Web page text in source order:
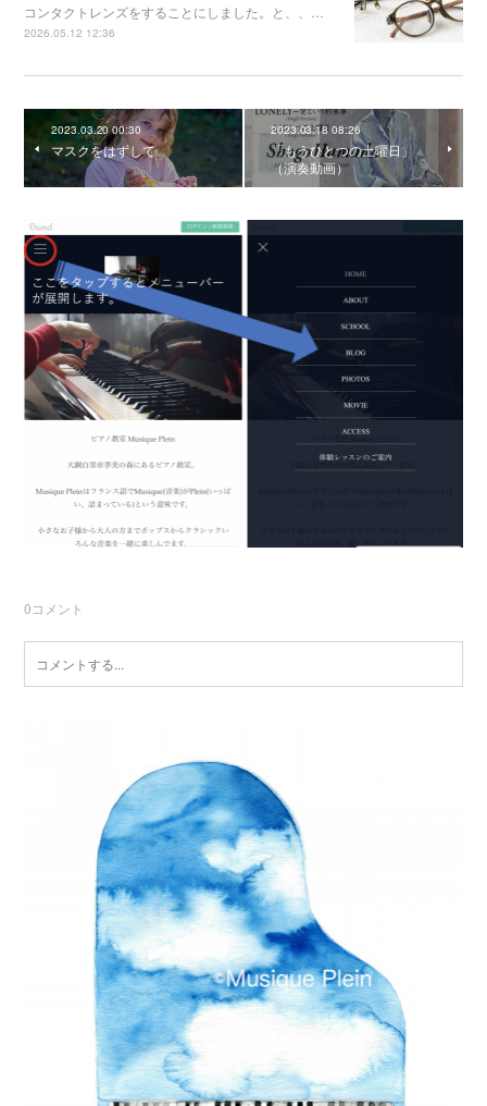
コンタクトレンズをすることにしました。と、、…
2026.05.12 12:36
2023.03.20 00:30
マスクをはずして
2023.03.18 08:26
「もうひとつの土曜日」
（演奏動画）
0コメント